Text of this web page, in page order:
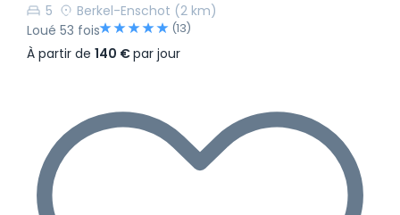
5
Berkel-Enschot (2 km)
Loué 53 fois
(13)
À partir de 140 €par jour